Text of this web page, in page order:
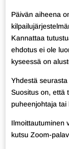
Päivän aiheena
Kannattaa
ehdotus ei ole
kyseessä on
Yhdestä
Suositus on, että
puheenjohtaja tai
Ilmoittautuminen
kutsu Zoom-